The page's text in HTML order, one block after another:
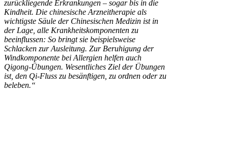
zurückliegende Erkrankungen – sogar bis in die
Kindheit. Die chinesische Arzneitherapie als
wichtigste Säule der Chinesischen Medizin ist in
der Lage, alle Krankheitskomponenten zu
beeinflussen: So bringt sie beispielsweise
Schlacken zur Ausleitung. Zur Beruhigung der
Windkomponente bei Allergien helfen auch
Qigong-Übungen. Wesentliches Ziel der Übungen
ist, den Qi-Fluss zu besänftigen, zu ordnen oder zu
beleben.“